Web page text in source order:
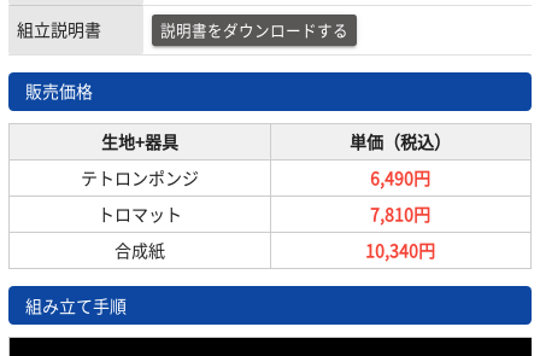
組立説明書
説明書をダウンロードする
販売価格
生地+器具
単価（税込）
テトロンポンジ
6,490円
トロマット
7,810円
合成紙
10,340円
組み立て手順